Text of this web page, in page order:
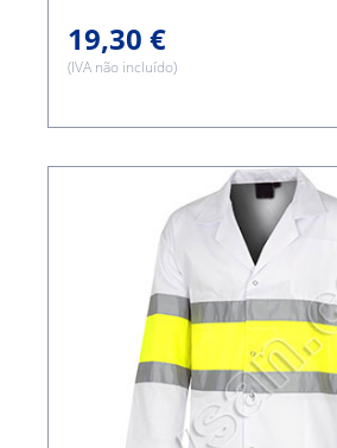
19,30 €
(IVA não incluído)